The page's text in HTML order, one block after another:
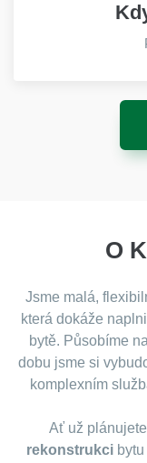
O
Jsme malá,
která dokáže
bytě. Působíme
dobu jsme si
komplexním
Ať už plánujete
rekonstrukci